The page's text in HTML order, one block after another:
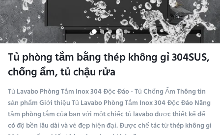
Tủ phòng tắm bằng thép không gỉ 304SUS,
chống ẩm, tủ chậu rửa
Tủ Lavabo Phòng Tắm Inox 304 Độc Đáo - Tủ Chống Ẩm Thông tin
sản phẩm Giới thiệu Tủ Lavabo Phòng Tắm Inox 304 Độc Đáo Nâng
tầm phòng tắm của bạn với một chiếc tủ lavabo được thiết kế để
có độ bền lâu dài và vẻ đẹp hiện đại. Được chế tác từ thép không gỉ